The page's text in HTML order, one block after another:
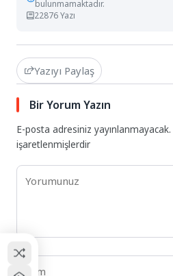
bulunmamaktadır.
22876 Yazı
Yazıyı Paylaş
Bir Yorum Yazın
E-posta adresiniz yayınlanmayacak.
işaretlenmişlerdir